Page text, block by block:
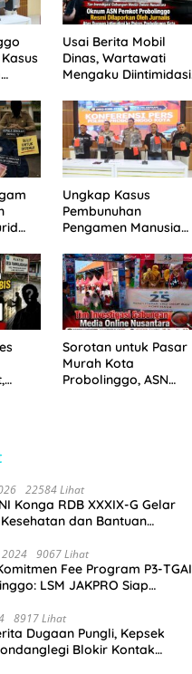
Usai Berita Mobil
Dinas, Wartawati
Mengaku Diintimidasi
Pemkot Probolinggo
dan Tempuh Jalur
Hukum
Ungkap Kasus
Pembunuhan
Pengamen Manusia
Probolinggo Kota
Tangkap Dua Pelaku
Sorotan untuk Pasar
Murah Kota
Probolinggo, ASN
22584 Lihat
Konga RDB XXXIX-G Gelar
dan Bantuan
2024 9067 Lihat
Fee Program P3-TGAI
LSM JAKPRO Siap
8917 Lihat
Dugaan Pungli, Kepsek
Blokir Kontak